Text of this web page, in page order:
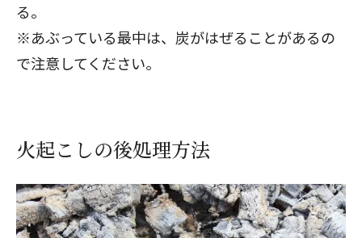
る。
※あぶっている最中は、炭がはぜることがあるの
で注意してください。
火起こしの後処理方法